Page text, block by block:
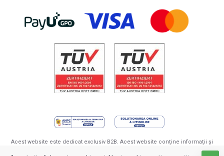
Acest website este dedicat exclusiv B2B. Acest website conține informații și
prezintă produse destinate persoanelor cu vârsta de minim 18 ani. Pentru a